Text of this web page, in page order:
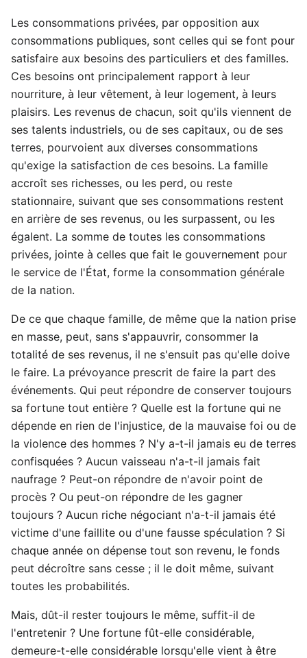
Les consommations privées, par opposition aux
consommations publiques, sont celles qui se font pour
satisfaire aux besoins des particuliers et des familles.
Ces besoins ont principalement rapport à leur
nourriture, à leur vêtement, à leur logement, à leurs
plaisirs. Les revenus de chacun, soit qu'ils viennent de
ses talents industriels, ou de ses capitaux, ou de ses
terres, pourvoient aux diverses consommations
qu'exige la satisfaction de ces besoins. La famille
accroît ses richesses, ou les perd, ou reste
stationnaire, suivant que ses consommations restent
en arrière de ses revenus, ou les surpassent, ou les
égalent. La somme de toutes les consommations
privées, jointe à celles que fait le gouvernement pour
le service de l'État, forme la consommation générale
de la nation.
De ce que chaque famille, de même que la nation prise
en masse, peut, sans s'appauvrir, consommer la
totalité de ses revenus, il ne s'ensuit pas qu'elle doive
le faire. La prévoyance prescrit de faire la part des
événements. Qui peut répondre de conserver toujours
sa fortune tout entière ? Quelle est la fortune qui ne
dépende en rien de l'injustice, de la mauvaise foi ou de
la violence des hommes ? N'y a-t-il jamais eu de terres
confisquées ? Aucun vaisseau n'a-t-il jamais fait
naufrage ? Peut-on répondre de n'avoir point de
procès ? Ou peut-on répondre de les gagner
toujours ? Aucun riche négociant n'a-t-il jamais été
victime d'une faillite ou d'une fausse spéculation ? Si
chaque année on dépense tout son revenu, le fonds
peut décroître sans cesse ; il le doit même, suivant
toutes les probabilités.
Mais, dût-il rester toujours le même, suffit-il de
l'entretenir ? Une fortune fût-elle considérable,
demeure-t-elle considérable lorsqu'elle vient à être